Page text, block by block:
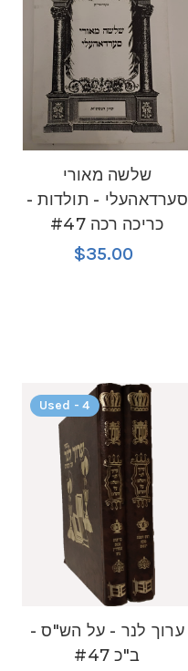
שלשה מאורי
סערדאהעלי - תולדות -
כריכה רכה #47
$35.00
Used - 4
ערוך לנר - על הש"ס -
ב"כ #47